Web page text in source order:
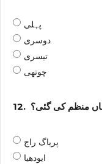
پہلی
دوسری
تیسری
چوتھی
12. منظم کی گئی؟
پریاگ راج
ایودھیا